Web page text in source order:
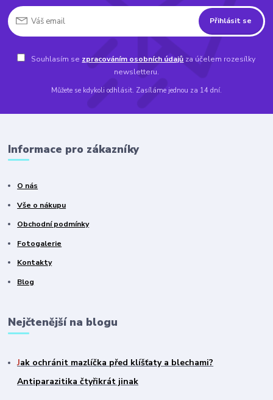
Přihlásit se
Souhlasím se zpracováním osobních údajů za účelem rozesílky
newsletteru.
Můžete se kdykoli odhlásit. Zasíláme jednou za 14 dní.
Informace pro zákazníky
O nás
Vše o nákupu
Obchodní podmínky
Fotogalerie
Kontakty
Blog
Nejčtenější na blogu
Jak ochránit mazlíčka před klíšťaty a blechami?
Antiparazitika čtyřikrát jinak